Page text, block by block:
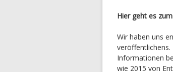
Hier geht es
Wir haben uns
veröffentlichens.
Informationen
wie 2015 von